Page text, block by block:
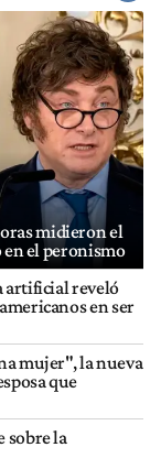
midieron el
en el peronismo
artificial reveló
en ser
mujer", la nueva
que
sobre la